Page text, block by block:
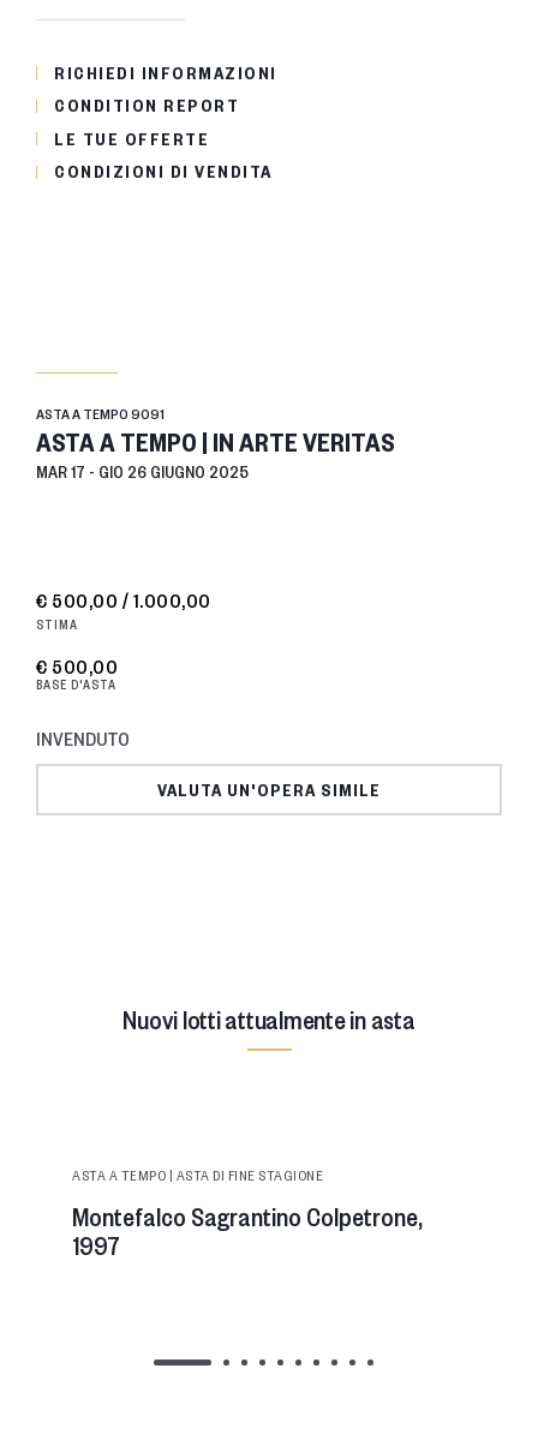
RICHIEDI INFORMAZIONI
CONDITION REPORT
LE TUE OFFERTE
CONDIZIONI DI VENDITA
ASTA A TEMPO9091
ASTA A TEMPO | IN ARTE VERITAS
MAR17 - GIO 26 GIUGNO 2025
€ 500,00 / 1.000,00
STIMA
€ 500,00
BASE D'ASTA
INVENDUTO
VALUTA UN'OPERA SIMILE
Nuovi lotti attualmente in asta
montefalco-sagrantino-colpetrone-1997.webp
ASTA A TEMPO | ASTA DI FINE STAGIONE
Montefalco Sagrantino Colpetrone,
1997